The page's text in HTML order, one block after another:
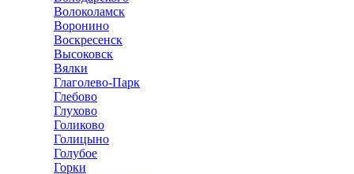
Волоколамск
Воронино
Воскресенск
Высоковск
Вялки
Глаголево-Парк
Глебово
Глухово
Голиково
Голицыно
Голубое
Горки